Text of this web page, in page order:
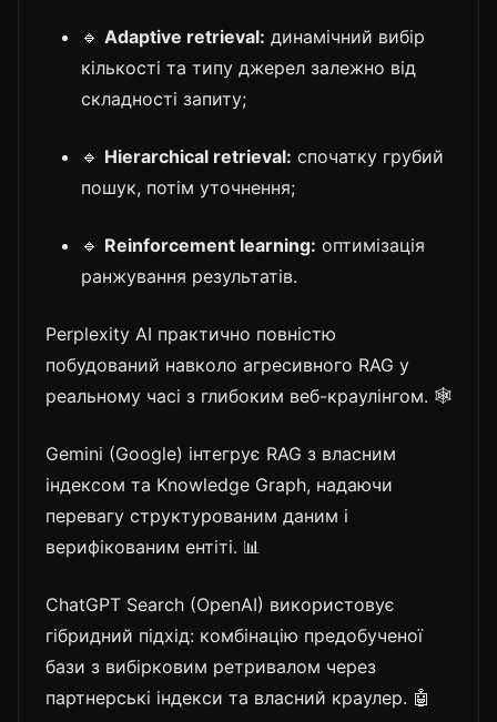
🔹 Adaptive retrieval: динамічний вибір
кількості та типу джерел залежно від
складності запиту;
🔹 Hierarchical retrieval: спочатку грубий
пошук, потім уточнення;
🔹 Reinforcement learning: оптимізація
ранжування результатів.
Perplexity AI практично повністю
побудований навколо агресивного RAG у
реальному часі з глибоким веб-краулінгом. 🕸️
Gemini (Google) інтегрує RAG з власним
індексом та Knowledge Graph, надаючи
перевагу структурованим даним і
верифікованим ентіті. 📊
ChatGPT Search (OpenAI) використовує
гібридний підхід: комбінацію предобученої
бази з вибірковим ретривалом через
партнерські індекси та власний краулер. 🤖